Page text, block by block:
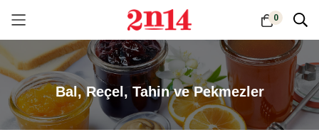
0
to
Content
Bal, Reçel, Tahin ve Pekmezler